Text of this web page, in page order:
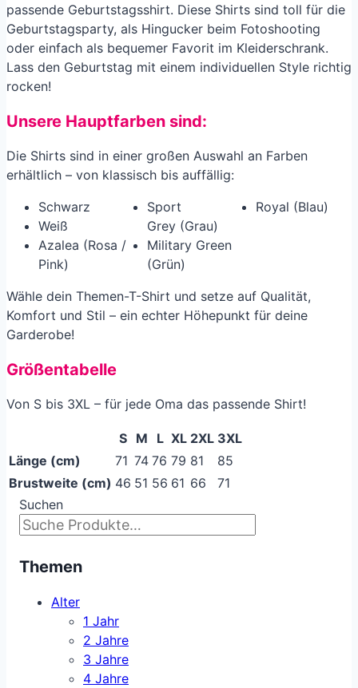
passende Geburtstagsshirt. Diese Shirts sind toll für die
Geburtstagsparty, als Hingucker beim Fotoshooting
oder einfach als bequemer Favorit im Kleiderschrank.
Lass den Geburtstag mit einem individuellen Style richtig
rocken!
Unsere Hauptfarben sind:
Die Shirts sind in einer großen Auswahl an Farben
erhältlich – von klassisch bis auffällig:
Schwarz
Weiß
Azalea (Rosa /
Pink)
Sport
Grey (Grau)
Military Green
(Grün)
Royal (Blau)
Wähle dein Themen-T-Shirt und setze auf Qualität,
Komfort und Stil – ein echter Höhepunkt für deine
Garderobe!
Größentabelle
Von S bis 3XL – für jede Oma das passende Shirt!
S M L XL 2XL 3XL
Länge (cm)
71 74 76 79 81
85
Brustweite (cm) 46 51 56 61 66
71
Suchen
Themen
Alter
1 Jahr
2 Jahre
3 Jahre
4 Jahre